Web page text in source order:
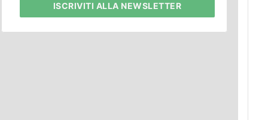
ISCRIVITI ALLA NEWSLETTER